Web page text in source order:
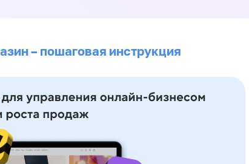
– пошаговая инструкция